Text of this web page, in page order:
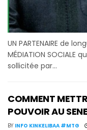
UN PARTENAIRE de
MÉDIATION SOCIALE
sollicitée par...
COMMENT
POUVOIR AU
BY INFO KINKELIBAA #MTG